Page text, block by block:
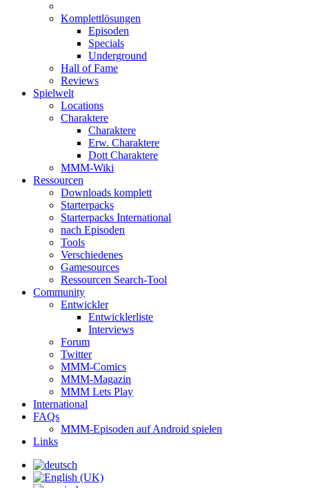
Komplettlösungen
Episoden
Specials
Underground
Hall of Fame
Reviews
Spielwelt
Locations
Charaktere
Charaktere
Erw. Charaktere
Dott Charaktere
MMM-Wiki
Ressourcen
Downloads komplett
Starterpacks
Starterpacks International
nach Episoden
Tools
Verschiedenes
Gamesources
Ressourcen Search-Tool
Community
Entwickler
Entwicklerliste
Interviews
Forum
Twitter
MMM-Comics
MMM-Magazin
MMM Lets Play
International
FAQs
MMM-Episoden auf Android spielen
Links